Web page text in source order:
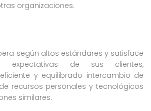
organizaciones.
según altos estándares y satisface
expectativas de sus clientes,
y equilibrado intercambio de
recursos personales y tecnológicos
similares.